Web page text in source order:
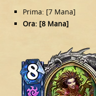
Prima: [7 Mana]
Ora: [8 Mana]